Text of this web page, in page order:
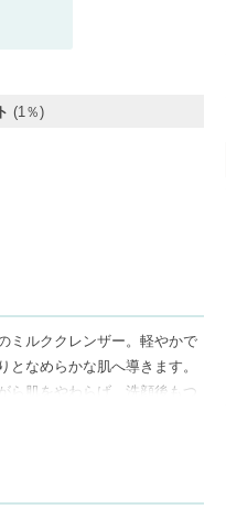
(1％)
ミルククレンザー。軽やかで
なめらかな肌へ導きます。
ら肌をやわらげ、洗顔後もつ
キンケア時間へ。
の方にもおすすめです。